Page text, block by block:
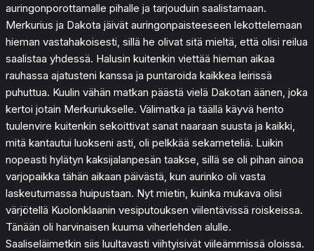
auringonporottamalle pihalle ja tarjouduin saalistamaan.
Merkurius ja Dakota jäivät auringonpaisteeseen lekottelemaan
hieman vastahakoisesti, sillä he olivat sitä mieltä, että olisi reilua
saalistaa yhdessä. Halusin kuitenkin viettää hieman aikaa
rauhassa ajatusteni kanssa ja puntaroida kaikkea leirissä
puhuttua. Kuulin vähän matkan päästä vielä Dakotan äänen, joka
kertoi jotain Merkuriukselle. Välimatka ja täällä käyvä hento
tuulenvire kuitenkin sekoittivat sanat naaraan suusta ja kaikki,
mitä kantautui luokseni asti, oli pelkkää sekameteliä. Luikin
nopeasti hylätyn kaksijalanpesän taakse, sillä se oli pihan ainoa
varjopaikka tähän aikaan päivästä, kun aurinko oli vasta
laskeutumassa huipustaan. Nyt mietin, kuinka mukava olisi
värjötellä Kuolonklaanin vesiputouksen viilentävissä roiskeissa.
Tänään oli harvinaisen kuuma viherlehden alulle.
Saaliseläimetkin siis luultavasti viihtyisivät viileämmissä oloissa.